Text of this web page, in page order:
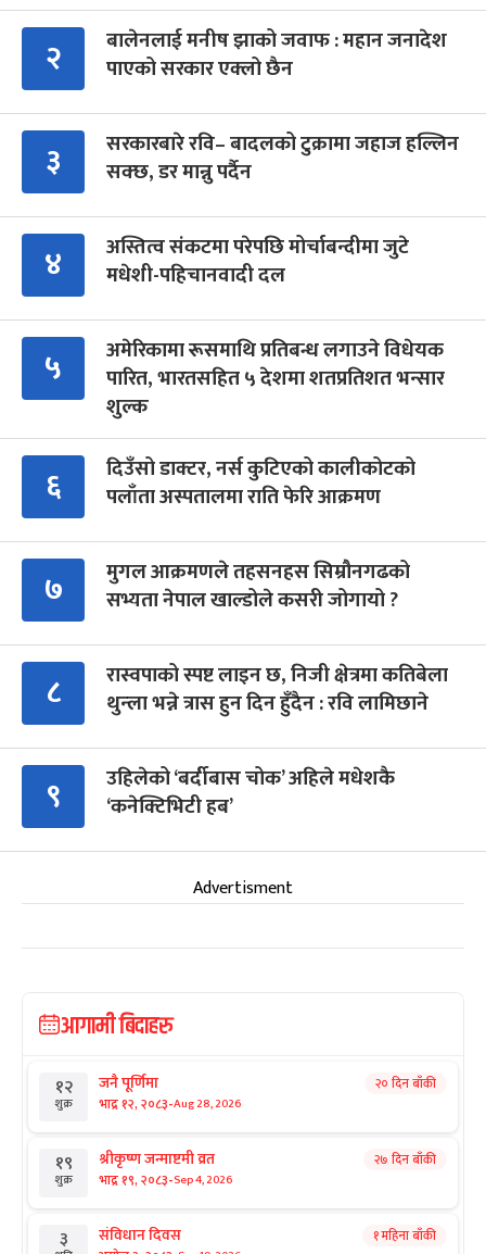
२
बालेनलाई मनीष झाको जवाफ : महान जनादेश
पाएको सरकार एक्लो छैन
३
सरकारबारे रवि– बादलको टुक्रामा जहाज हल्लिन
सक्छ, डर मान्नु पर्दैन
४
अस्तित्व संकटमा परेपछि मोर्चाबन्दीमा जुटे
मधेशी-पहिचानवादी दल
५
अमेरिकामा रूसमाथि प्रतिबन्ध लगाउने विधेयक
पारित, भारतसहित ५ देशमा शतप्रतिशत भन्सार
शुल्क
६
दिउँसो डाक्टर, नर्स कुटिएको कालीकोटको
पलाँता अस्पतालमा राति फेरि आक्रमण
७
मुगल आक्रमणले तहसनहस सिम्रौनगढको
सभ्यता नेपाल खाल्डोले कसरी जोगायो ?
८
रास्वपाको स्पष्ट लाइन छ, निजी क्षेत्रमा कतिबेला
थुन्ला भन्ने त्रास हुन दिन हुँदैन : रवि लामिछाने
९
उहिलेको ‘बर्दीबास चोक’ अहिले मधेशकै
‘कनेक्टिभिटी हब’
Advertisment
आगामी बिदाहरु
१२
शुक्र
जनै पूर्णिमा
भाद्र १२, २०८३-Aug 28, 2026
२० दिन बाँकी
१९
शुक्र
श्रीकृष्ण जन्माष्टमी व्रत
भाद्र १९, २०८३-Sep 4, 2026
२७ दिन बाँकी
३ संविधान दिवस १ महिना बाँकी